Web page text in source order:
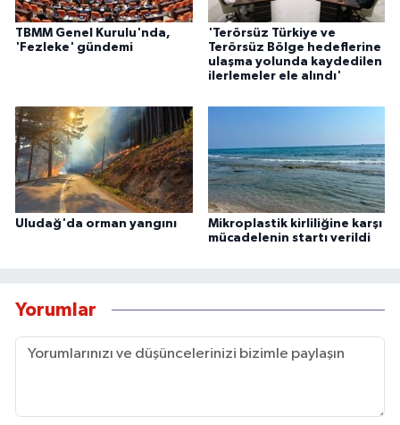
TBMM Genel Kurulu'nda,
'Fezleke' gündemi
'Terörsüz Türkiye ve
Terörsüz Bölge hedeflerine
ulaşma yolunda kaydedilen
ilerlemeler ele alındı'
Uludağ'da orman yangını
Mikroplastik kirliliğine karşı
mücadelenin startı verildi
Yorumlar